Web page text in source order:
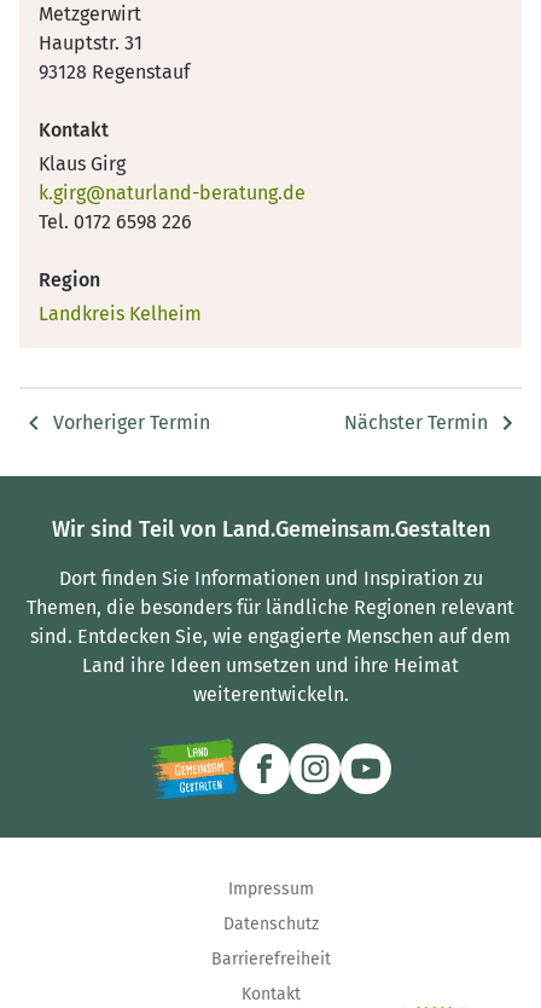
Metzgerwirt
Hauptstr. 31
93128 Regenstauf
Kontakt
Klaus Girg
k.girg@naturland-beratung.de
Tel. 0172 6598 226
Region
Landkreis Kelheim
Vorheriger Termin Nächster Termin
Wir sind Teil von Land.Gemeinsam.Gestalten
Dort finden Sie Informationen und Inspiration zu
Themen, die besonders für ländliche Regionen relevant
sind. Entdecken Sie, wie engagierte Menschen auf dem
Land ihre Ideen umsetzen und ihre Heimat
weiterentwickeln.
Impressum
Datenschutz
Barrierefreiheit
Kontakt